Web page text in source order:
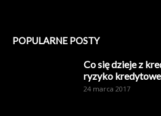
POPULARNE POSTY
Co się dzieje z
ryzyko kredytowe
24 marca 2017